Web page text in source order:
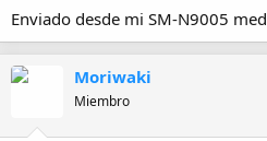
Enviado desde mi SM-N9005
Moriwaki
Miembro